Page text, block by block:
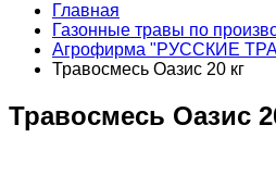
Главная
Газонные травы по
Агрофирма "РУССКИЕ
Травосмесь Оазис 20 кг
Травосмесь Оазис